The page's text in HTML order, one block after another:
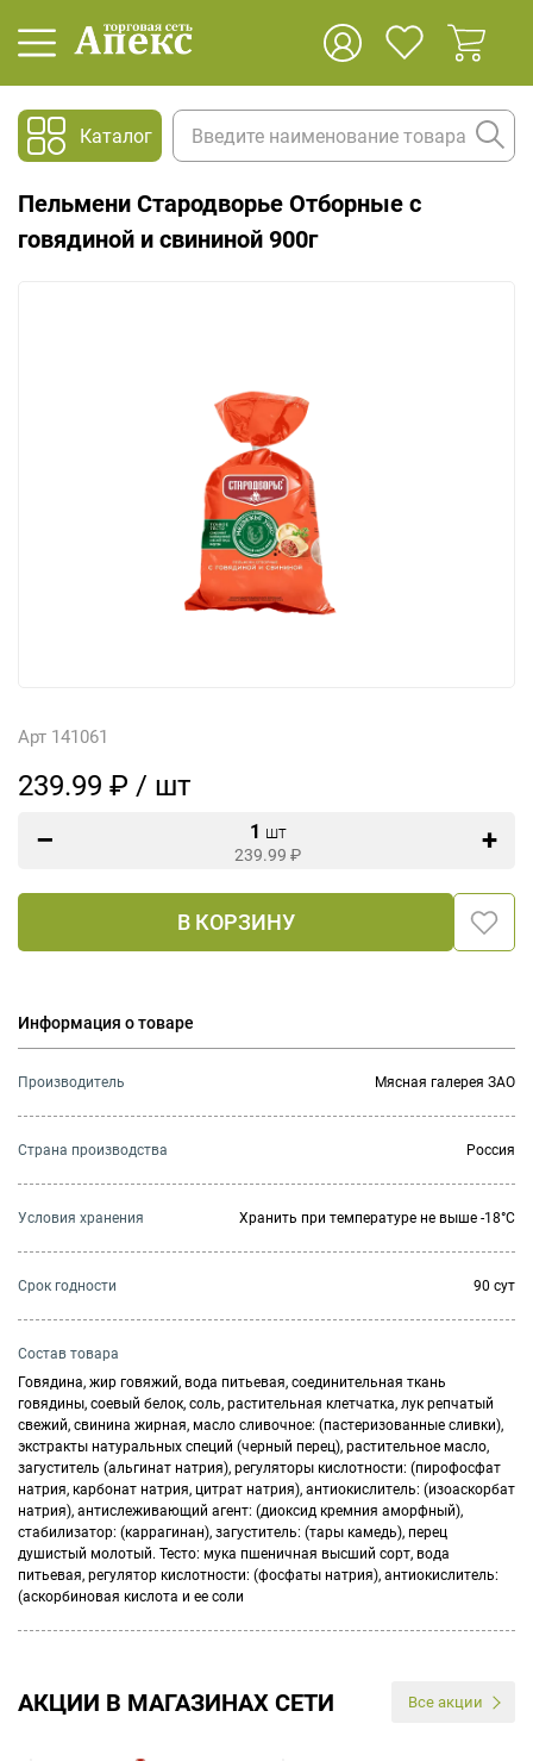
Каталог
Пельмени Стародворье Отборные с
говядиной и свининой 900г
Арт 141061
239.99 ₽ / шт
1 шт
239.99 ₽
В КОРЗИНУ
Информация о товаре
Производитель Мясная галерея ЗАО
Страна производства Россия
Условия хранения Хранить при температуре не выше -18°C
Cрок годности 90 сут
Состав товара
Говядина, жир говяжий, вода питьевая, соединительная ткань
говядины, соевый белок, соль, растительная клетчатка, лук репчатый
свежий, свинина жирная, масло сливочное: (пастеризованные сливки),
экстракты натуральных специй (черный перец), растительное масло,
загуститель (альгинат натрия), регуляторы кислотности: (пирофосфат
натрия, карбонат натрия, цитрат натрия), антиокислитель: (изоаскорбат
натрия), антислеживающий агент: (диоксид кремния аморфный),
стабилизатор: (каррагинан), загуститель: (тары камедь), перец
душистый молотый. Тесто: мука пшеничная высший сорт, вода
питьевая, регулятор кислотности: (фосфаты натрия), антиокислитель:
(аскорбиновая кислота и ее соли
АКЦИИ В МАГАЗИНАХ СЕТИ Все акции